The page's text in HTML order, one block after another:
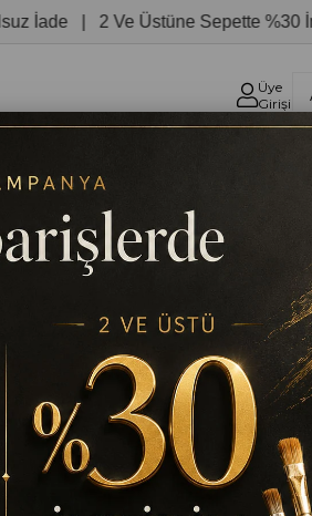
| 2 Ve Üstüne Sepette %30
Üye
Girişi
Tablolar Reprodüksiyon Yağlı
HAYVAN BOYAMA
₺699,84